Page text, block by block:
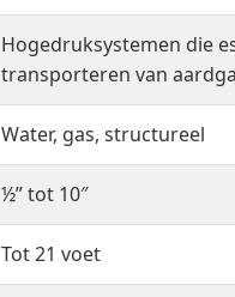
Hogedruksystemen die
transporteren van
Water, gas, structureel
½” tot 10″
Tot 21 voet